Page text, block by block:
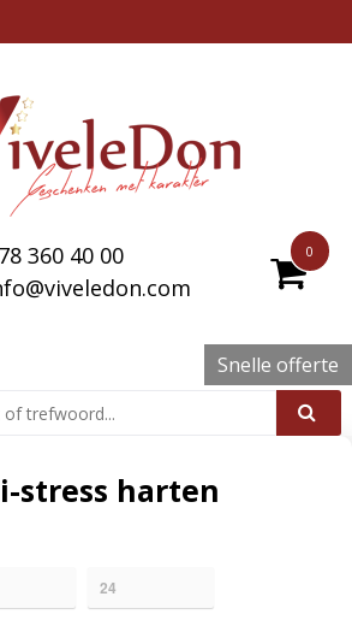
0
360 40 00
Snelle offerte
stress harten